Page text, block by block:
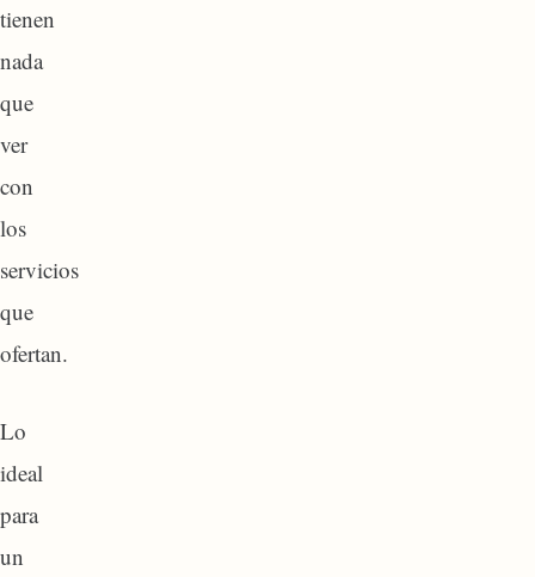
tienen
nada
que
ver
con
los
servicios
que
ofertan.
Lo
ideal
para
un